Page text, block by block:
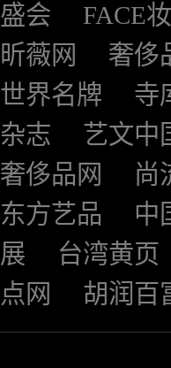
盛会
FACE
昕薇网
奢侈
世界名牌
寺
杂志
艺文中
奢侈品网
尚
东方艺品
中
展
台湾黄页
点网
胡润百